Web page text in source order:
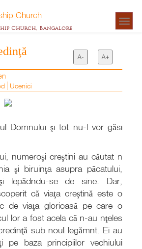
Church
Church, Bangalore
A- A+
Ucenici
Domnului şi tot nu-l vor găsi
numeroşi creştini au căutat n
şi biruinţa asupra păcatului,
lepădndu-se de sine. Dar,
că viaţa creştină este o
de viaţa glorioasă pe care o
lor a fost acela că n-au nţeles
sub noul legămnt. Ei au
pe baza principiilor vechiului